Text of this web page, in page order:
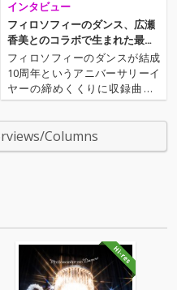
インタビュー
フィロソフィーのダンス、広瀬
香美とのコラボで生まれた最強
ファンキー・ウィンター・チュ
ーン！
フィロソフィーのダンスが結成
10周年というアニバーサリーイ
ヤーの締めくくりに収録曲全4
曲すべてがウィンター・ソング
というシングル『ゲレンデ・フ
ァンキー・ラブ』をリリースす
る。広瀬香美が手がけた表題曲
Columns